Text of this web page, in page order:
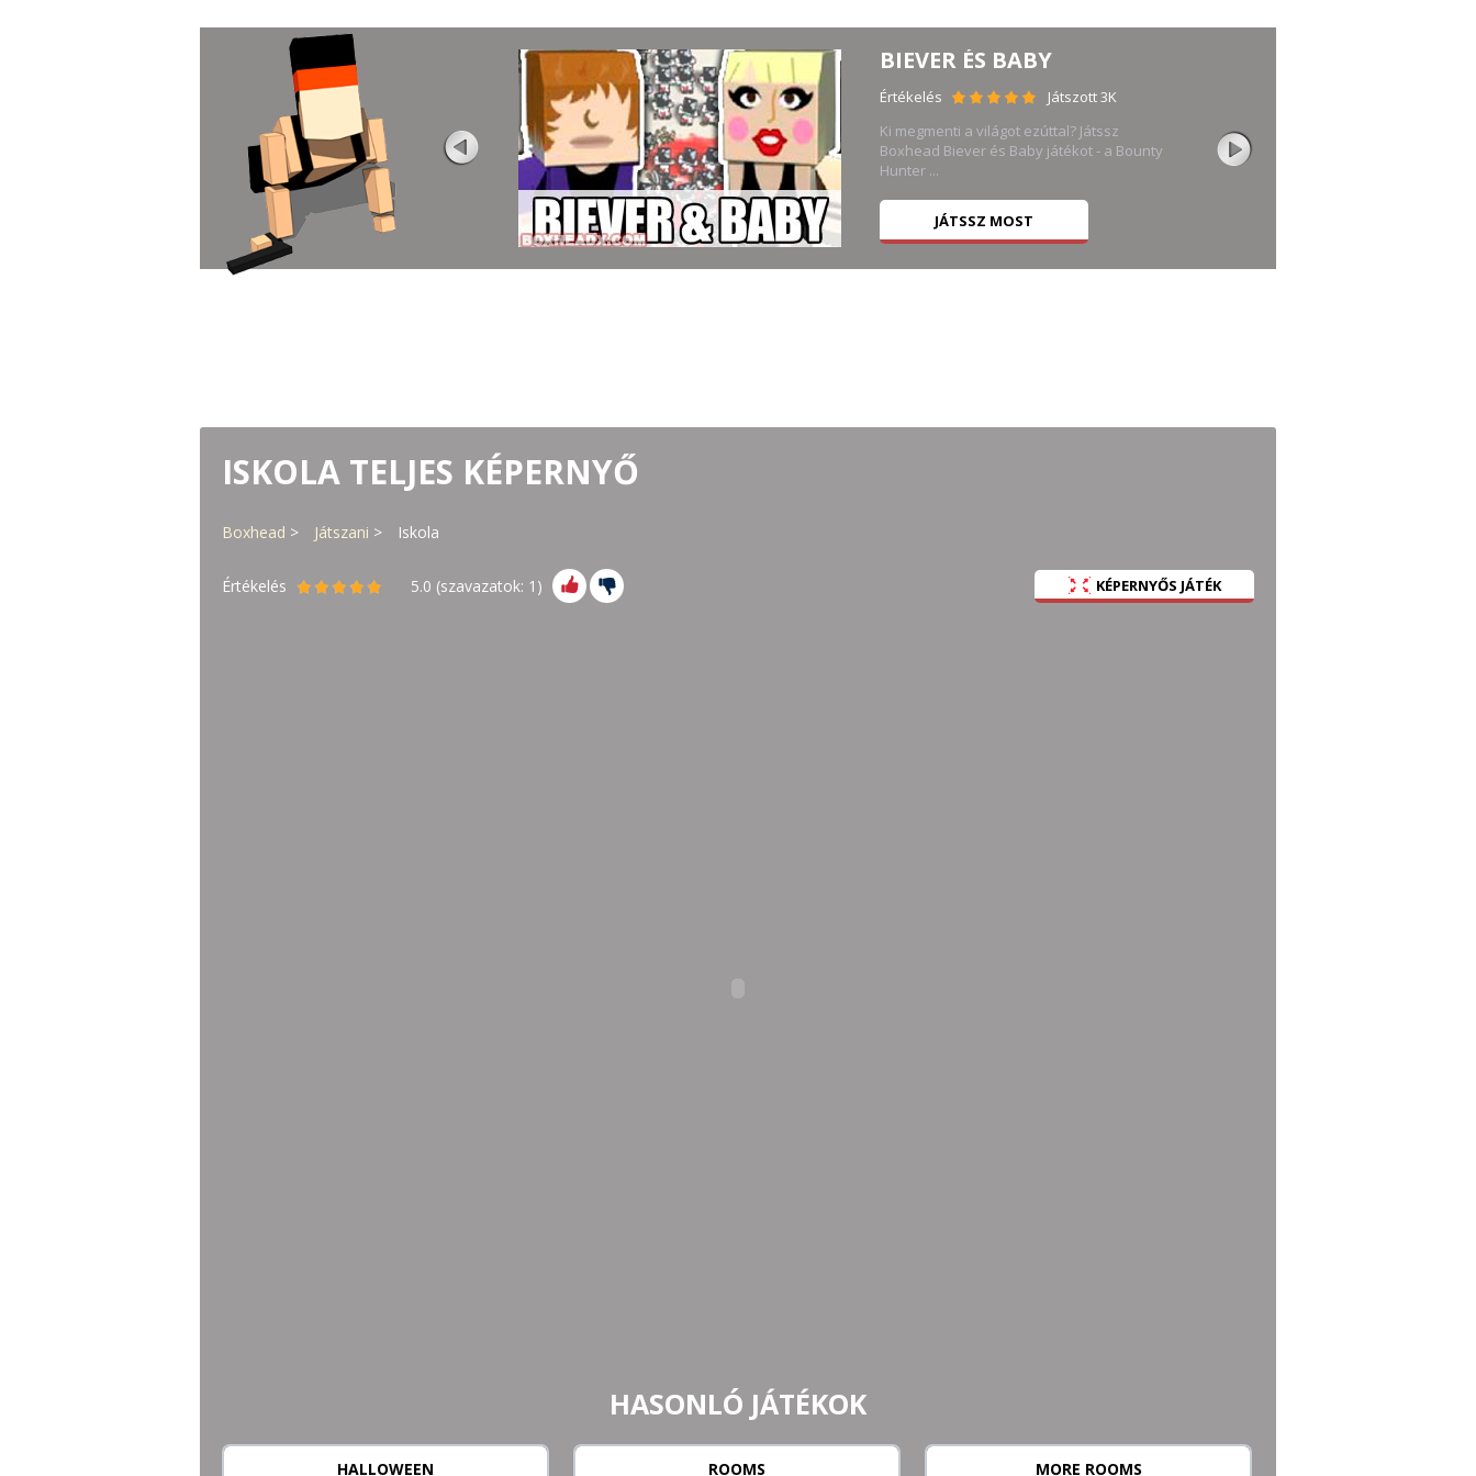
ZOMBIE WARS 3D
Keres egy hűvös zombi lövőt, nagyszerű 3D
grafikával? Tessék! Ha Boxhead-k vagy
hasonló ...
JÁTSSZ MOST
BIEVER ÉS BABY
Értékelés
Játszott 3K
Ki megmenti a világot ezúttal? Játssz
Boxhead Biever és Baby játékot - a Bounty
Hunter ...
JÁTSSZ MOST
ISKOLA TELJES KÉPERNYŐ
Boxhead Játszani Iskola
Értékelés 5.0 (szavazatok: 1 ) KÉPERNYŐS JÁTÉK
HASONLÓ JÁTÉKOK
HALLOWEEN ROOMS MORE ROOMS